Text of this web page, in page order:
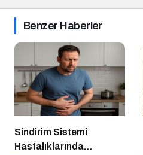
Benzer Haberler
Sindirim Sistemi
Hastalıklarında